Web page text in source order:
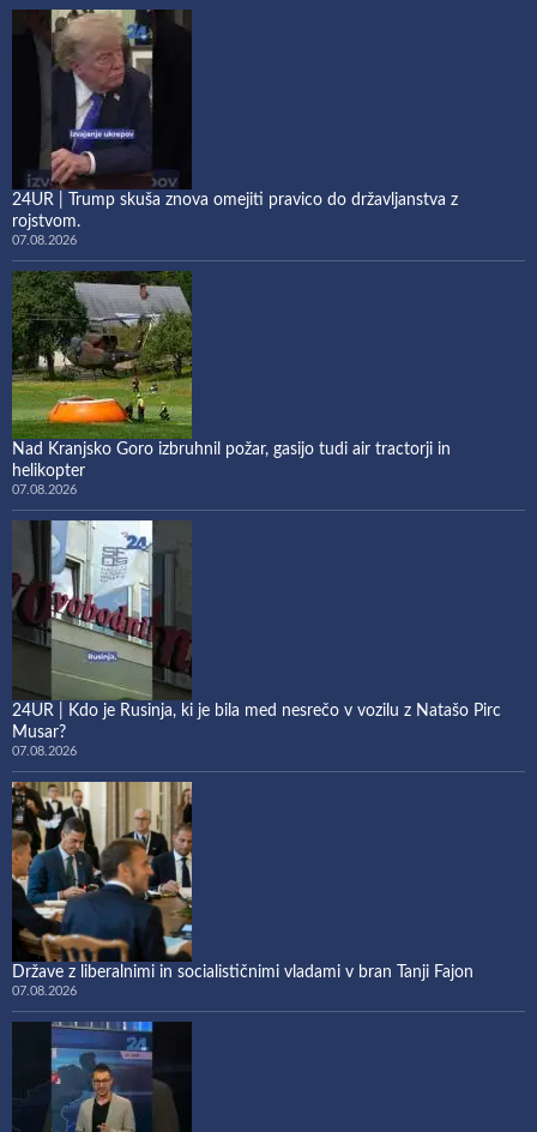
24UR | Trump skuša znova omejiti pravico do državljanstva z
rojstvom.
07.08.2026
Nad Kranjsko Goro izbruhnil požar, gasijo tudi air tractorji in
helikopter
07.08.2026
24UR | Kdo je Rusinja, ki je bila med nesrečo v vozilu z Natašo Pirc
Musar?
07.08.2026
Države z liberalnimi in socialističnimi vladami v bran Tanji Fajon
07.08.2026